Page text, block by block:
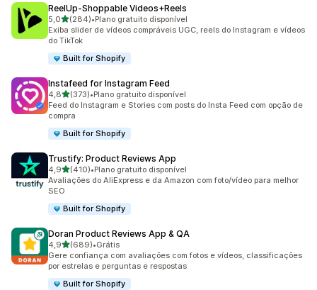
ReelUp‑Shoppable Videos+Reels
5,0de 5 estrelas
(284)
284 avaliações ao todo
•Plano gratuito disponível
Exiba slider de vídeos compráveis UGC, reels do Instagram e vídeos
do TikTok
Built for Shopify
Instafeed for Instagram Feed
4,8de 5 estrelas
(373)
373 avaliações ao todo
•Plano gratuito disponível
Feed do Instagram e Stories com posts do Insta Feed com opção de
compra
Built for Shopify
Trustify: Product Reviews App
4,9de 5 estrelas
(410)
410 avaliações ao todo
•Plano gratuito disponível
Avaliações do AliExpress e da Amazon com foto/vídeo para melhor
SEO
Built for Shopify
Doran Product Reviews App & QA
4,9de 5 estrelas
(689)
689 avaliações ao todo
•Grátis
Gere confiança com avaliações com fotos e vídeos, classificações
por estrelas e perguntas e respostas
Built for Shopify